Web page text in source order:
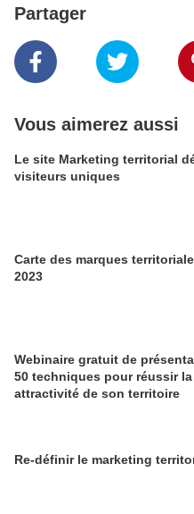
Partager
Vous aimerez aussi
Le site Marketing territorial
visiteurs uniques
Carte des marques
2023
Webinaire gratuit de
50 techniques pour réussir la
attractivité de son territoire
Re-définir le marketing